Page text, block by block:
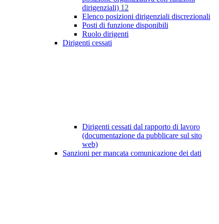
dirigenziali) 12
Elenco posizioni dirigenziali discrezionali
Posti di funzione disponibili
Ruolo dirigenti
Dirigenti cessati
Dirigenti cessati dal rapporto di lavoro
(documentazione da pubblicare sul sito
web)
Sanzioni per mancata comunicazione dei dati